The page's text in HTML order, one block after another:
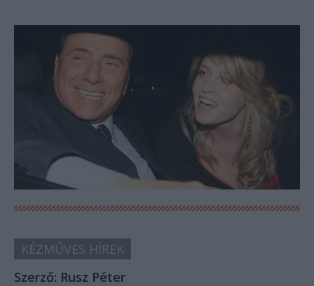
KÉZMŰVES HÍREK
Szerző: Rusz Péter